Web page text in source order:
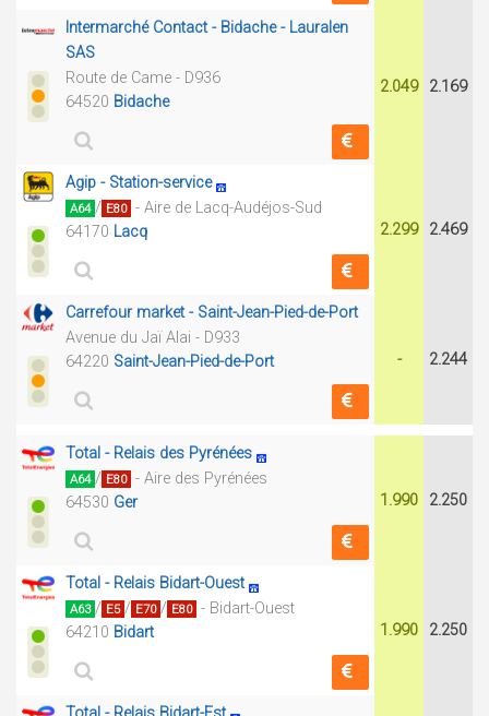
Intermarché Contact - Bidache - Lauralen
SAS
Route de Came - D936
64520 Bidache
2.049 2.169
Agip - Station-service
A64 / E80 - Aire de Lacq-Audéjos-Sud
64170 Lacq 2.299 2.469
Carrefour market - Saint-Jean-Pied-de-Port
Avenue du Jaï Alai - D933
64220 Saint-Jean-Pied-de-Port - 2.244
Total - Relais des Pyrénées
A64 / E80 - Aire des Pyrénées
64530 Ger 1.990 2.250
Total - Relais Bidart-Ouest
A63 / E5 / E70 / E80 - Bidart-Ouest
64210 Bidart 1.990 2.250